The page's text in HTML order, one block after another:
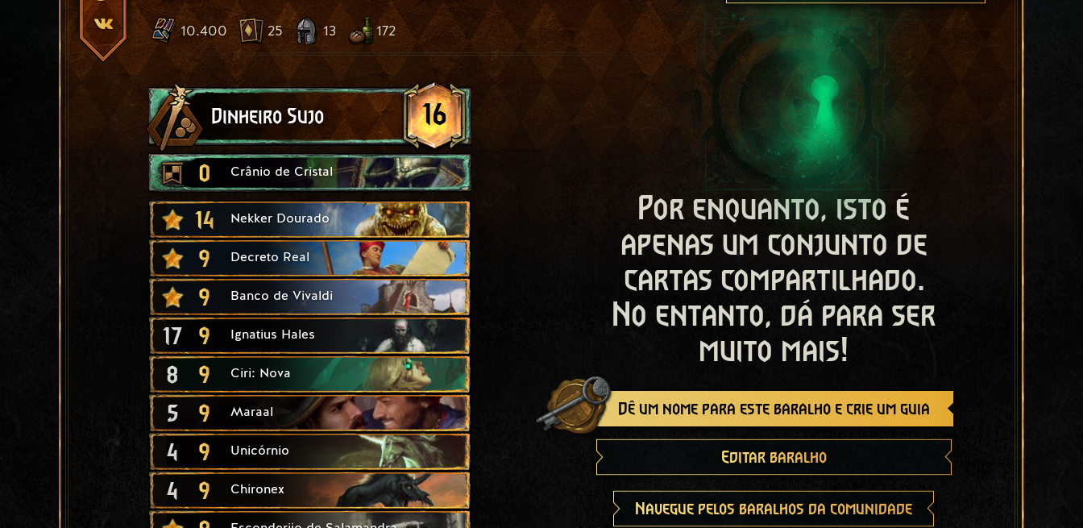
10.400 25 13 172
Dinheiro Sujo 16
0 Crânio de Cristal
14 Nekker Dourado
9 Decreto Real
9 Banco de Vivaldi
17 9 Ignatius Hales
8 9 Ciri: Nova
5 9 Maraal
4 9 Unicórnio
4 9 Chironex
Por enquanto, isto é
apenas um conjunto de
cartas compartilhado.
No entanto, dá para ser
muito mais!
Dê um nome para este baralho e crie um guia
Editar baralho
Navegue pelos baralhos da comunidade